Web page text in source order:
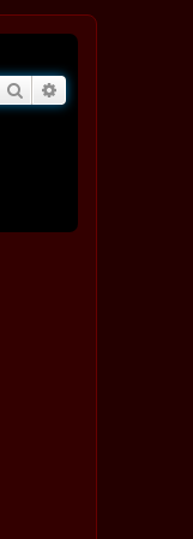
Suche